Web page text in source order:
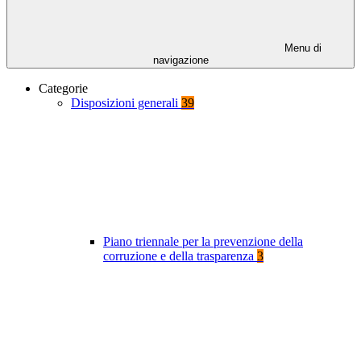
Menu di
navigazione
Categorie
Disposizioni generali 39
Piano triennale per la prevenzione della
corruzione e della trasparenza 3